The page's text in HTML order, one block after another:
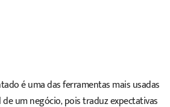
é uma das ferramentas mais usadas
um negócio, pois traduz expectativas